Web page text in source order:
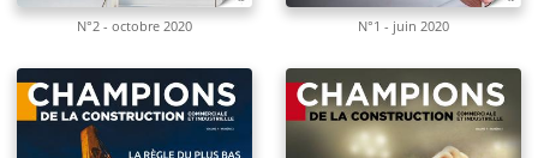
N°2 - octobre 2020 N°1 - juin 2020